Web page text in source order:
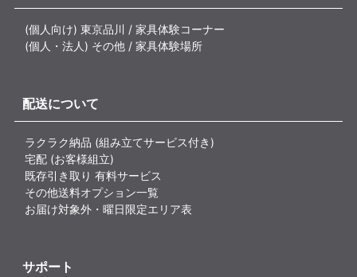
(個人向け) 東京品川 / 家具体験コーナー
(個人・法人) その他 / 家具体験場所
配送について
ラクラク納品 (組み立てサービス付き)
宅配 (お客様組立)
既存引き取り 有料サービス
その他送料オプション一覧
お届け対象外・曜日限定エリア表
サポート